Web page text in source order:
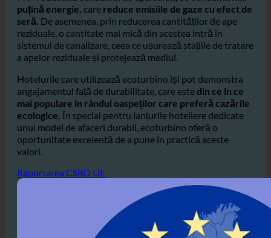
Prinreducând consumul de apă caldă, se consumă mai
puțină energie,carereduce emisiile de gaze cu efect de
seră.De asemenea, prin reducerea cantităților de ape
reziduale, o cantitate mai mică din acestea intră în
sistemul de canalizare, ceea ce ușurează stațiile de tratare
a apelor reziduale și protejează mediul.
Hotelurile care utilizează ecoturbino își pot demonstra
angajamentul față de durabilitate, care estedin ce în ce
mai populare în rândul oaspeților care preferă cazările
ecologice.În special pentru lanțurile hoteliere dedicate
unui model de afaceri durabil, ecoturbino oferă o
oportunitate excelentă de a pune în practică aceste
valori.